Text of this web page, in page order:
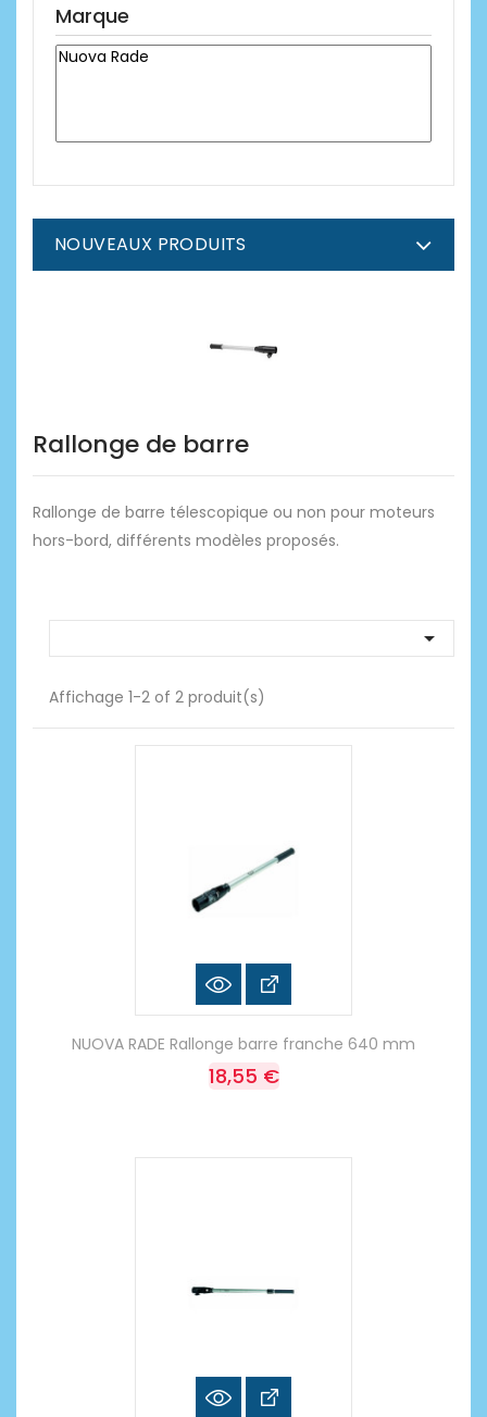
Marque
NOUVEAUX PRODUITS
Rallonge de barre
Rallonge de barre télescopique ou non pour moteurs
hors-bord, différents modèles proposés.

Affichage 1-2 of 2 produit(s)
NUOVA RADE Rallonge barre franche 640 mm
18,55 €